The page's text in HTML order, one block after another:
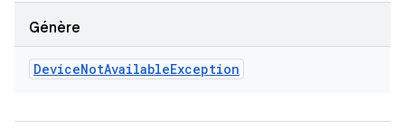
Génère
DeviceNotAvailableException